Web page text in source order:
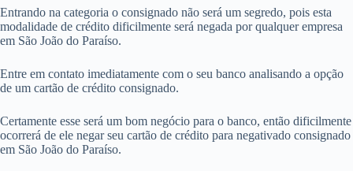
Entrando na categoria o consignado não será um segredo, pois esta
modalidade de crédito dificilmente será negada por qualquer empresa
em São João do Paraíso.
Entre em contato imediatamente com o seu banco analisando a opção
de um cartão de crédito consignado.
Certamente esse será um bom negócio para o banco, então dificilmente
ocorrerá de ele negar seu cartão de crédito para negativado consignado
em São João do Paraíso.